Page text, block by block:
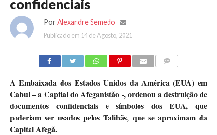
confidenciais
Por Alexandre Semedo
Publicado em 14 de Agosto, 2021
A Embaixada dos Estados Unidos da América (EUA) em
Cabul – a Capital do Afeganistão -, ordenou a destruição de
documentos confidenciais e símbolos dos EUA, que
poderiam ser usados pelos Talibãs, que se aproximam da
Capital Afegã.